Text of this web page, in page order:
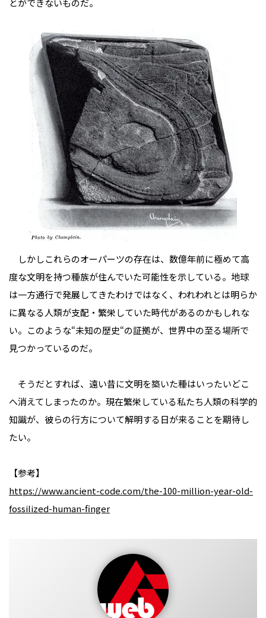
とができないものだ。
しかしこれらのオーパーツの存在は、数億年前に極めて高
度な文明を持つ種族が住んでいた可能性を示している。地球
は一方通行で発展してきたわけではなく、われわれとは明らか
に異なる人類が支配・繁栄していた時代があるのかもしれな
い。このような“未知の歴史“の証拠が、世界中の至る場所で
見つかっているのだ。
そうだとすれば、遠い昔に文明を築いた種はいったいどこ
へ消えてしまったのか。現在繁栄している私たち人類の科学的
知識が、彼らの行方について解明する日が来ることを期待し
たい。
【参考】
https://www.ancient-code.com/the-100-million-year-old-
fossilized-human-finger